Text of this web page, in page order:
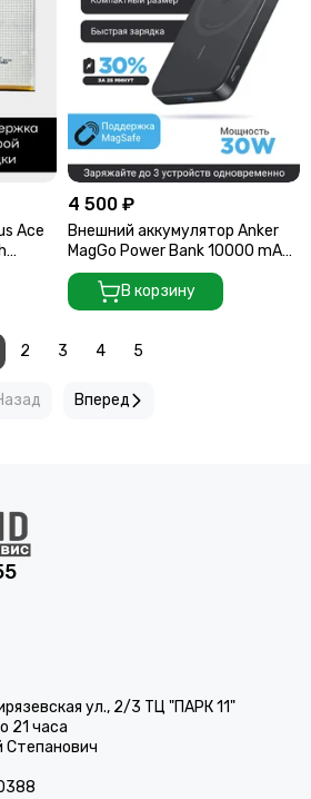
Ace
4 500 ₽
Внешний аккумулятор Anker
MagGo Power Bank 10000 mAh
A1664 черный
В корзину
2 3 4 5
Вперед
ул., 2/3 ТЦ "ПАРК 11"
21 часа
Степанович